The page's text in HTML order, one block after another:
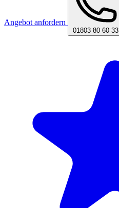
Angebot anfordern
01803 80 60 33